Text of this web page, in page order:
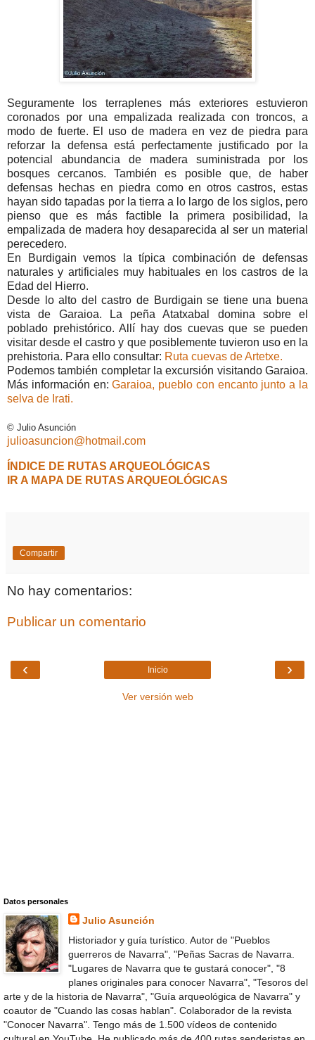
Seguramente los terraplenes más exteriores estuvieron
coronados por una empalizada realizada con troncos, a
modo de fuerte. El uso de madera en vez de piedra para
reforzar la defensa está perfectamente justificado por la
potencial abundancia de madera suministrada por los
bosques cercanos. También es posible que, de haber
defensas hechas en piedra como en otros castros, estas
hayan sido tapadas por la tierra a lo largo de los siglos, pero
pienso que es más factible la primera posibilidad, la
empalizada de madera hoy desaparecida al ser un material
perecedero.
En Burdigain vemos la típica combinación de defensas
naturales y artificiales muy habituales en los castros de la
Edad del Hierro.
Desde lo alto del castro de Burdigain se tiene una buena
vista de Garaioa. La peña Atatxabal domina sobre el
poblado prehistórico. Allí hay dos cuevas que se pueden
visitar desde el castro y que posiblemente tuvieron uso en la
prehistoria. Para ello consultar: Ruta cuevas de Artetxe.
Podemos también completar la excursión visitando Garaioa.
Más información en:Garaioa, pueblo con encanto junto a la
selva de Irati.
© Julio Asunción
julioasuncion@hotmail.com
ÍNDICE DE RUTAS ARQUEOLÓGICAS
IR A MAPA DE RUTAS ARQUEOLÓGICAS
Compartir
No hay comentarios:
Publicar un comentario
‹ ›
Inicio
Ver versión web
Datos personales
Julio Asunción
Historiador y guía turístico. Autor de "Pueblos
guerreros de Navarra", "Peñas Sacras de Navarra.
"Lugares de Navarra que te gustará conocer", "8
planes originales para conocer Navarra", "Tesoros del
arte y de la historia de Navarra", "Guía arqueológica de Navarra" y
coautor de "Cuando las cosas hablan". Colaborador de la revista
"Conocer Navarra". Tengo más de 1.500 vídeos de contenido